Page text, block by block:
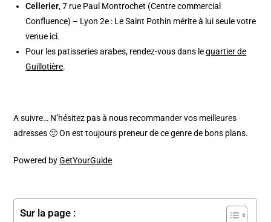
Cellerier, 7 rue Paul Montrochet (Centre commercial
Confluence) – Lyon 2e : Le Saint Pothin mérite à lui seule votre
venue ici.
Pour les patisseries arabes, rendez-vous dans lequartier de
Guillotière.
A suivre… N’hésitez pas à nous recommander vos meilleures
adresses 🙂 On est toujours preneur de ce genre de bons plans.
Powered byGetYourGuide
Sur la page :